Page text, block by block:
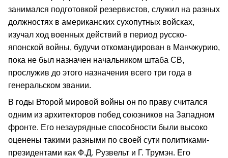
занимался подготовкой резервистов, служил на разных
должностях в американских сухопутных войсках,
изучал ход военных действий в период русско-
японской войны, будучи откомандирован в Манчжурию,
пока не был назначен начальником штаба СВ,
прослужив до этого назначения всего три года в
генеральском звании.
В годы Второй мировой войны он по праву считался
одним из архитекторов побед союзников на Западном
фронте. Его незаурядные способности были высоко
оценены такими разными по своей сути политиками-
президентами как Ф.Д. Рузвельт и Г. Трумэн. Его